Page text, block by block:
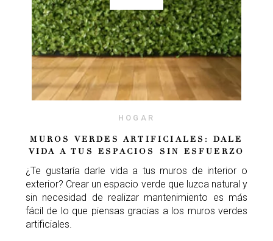
HOGAR
MUROS VERDES ARTIFICIALES: DALE
VIDA A TUS ESPACIOS SIN ESFUERZO
¿Te gustaría darle vida a tus muros de interior o
exterior? Crear un espacio verde que luzca natural y
sin necesidad de realizar mantenimiento es más
fácil de lo que piensas gracias a los muros verdes
artificiales.